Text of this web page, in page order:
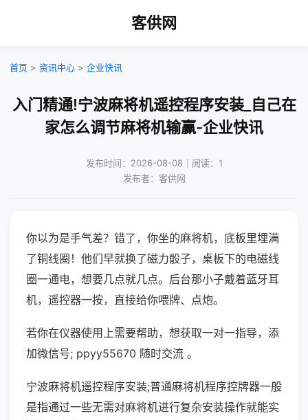
客供网
首页 > 资讯中心 > 企业快讯
入门精通!宁波麻将机遥控程序安装_自己在
家怎么调节麻将机输赢-企业快讯
发布时间：2026-08-08｜阅读：1
发布者：客供网
你以为是手气差？错了，你坐的麻将机，底板里埋满
了铜线圈！他们早就换了磁力骰子，桌板下的电磁线
圈一通电，想要几点就几点。后台那小子戴着蓝牙耳
机，遥控器一按，直接给你喂牌、点炮。
若你在仪器使用上需要帮助，想获取一对一指导，添
加微信号; ppyy55670 随时交流 。
宁波麻将机遥控程序安装;普通麻将机程序控牌器一般
是指通过一些无需对麻将机进行复杂安装操作就能实